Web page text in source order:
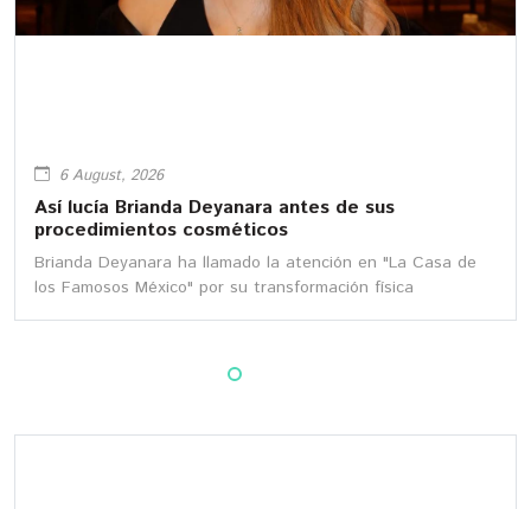
6 August, 2026
Así lucía Brianda Deyanara antes de sus
procedimientos cosméticos
Brianda Deyanara ha llamado la atención en "La Casa de
los Famosos México" por su transformación física